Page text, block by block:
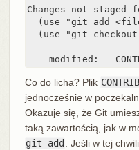
Changes not staged
(use "git add
(use "git
modified:
Co do licha? Plik
jednocześnie w
Okazuje się, że Git
taką zawartością, jak w
git add
. Jeśli w tej